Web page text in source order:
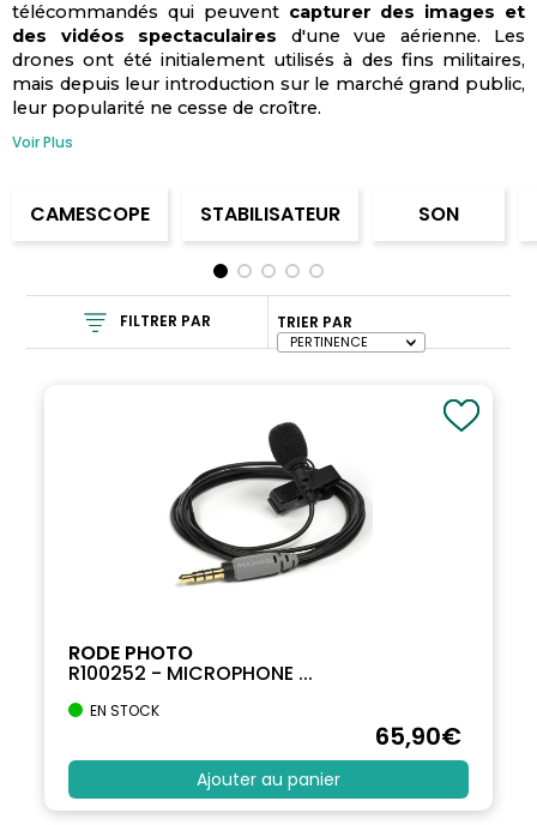
télécommandés qui peuvent capturer des images et
des vidéos spectaculaires d'une vue aérienne. Les
drones ont été initialement utilisés à des fins militaires,
mais depuis leur introduction sur le marché grand public,
leur popularité ne cesse de croître.
Voir Plus
CAMESCOPE STABILISATEUR SON
FILTRER PAR TRIER PAR
RODE PHOTO
R100252 - MICROPHONE ...
EN STOCK
65,90€
Ajouter au panier